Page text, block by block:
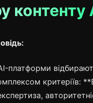
контенту
платформи
критеріїв: